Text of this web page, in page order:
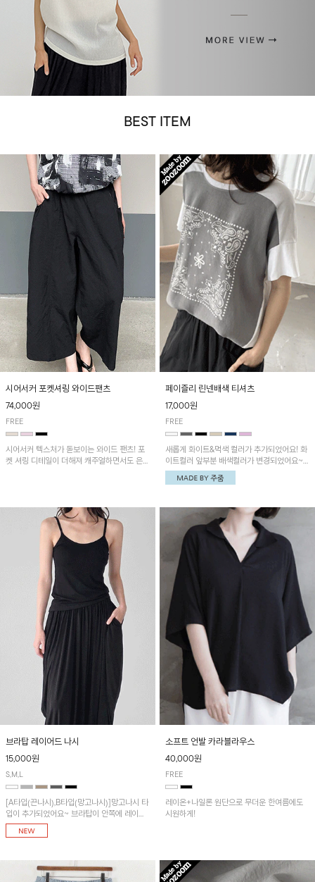
BEST ITEM
시어서커 포켓셔링 와이드팬츠
74,000원
FREE
시어서커 텍스처가 돋보이는 와이드 팬츠! 포
켓 셔링 디테일이 더해져 캐주얼하면서도 은은
아이템으로 활용하기 좋아요~
페이즐리 린넨배색 티셔츠
17,000원
FREE
새롭게 화이트&먹색 컬러가 추가되었어요! 화
이트컬러 앞부분 배색컬러가 변경되었어요~
중앙 린넨배색으로 유니크하면서 페이즐리 패
턴으로 감각적인 분위기를 연출이 가능한 티셔
브라탑 레이어드 나시
15,000원
S,M,L
[A타입(끈나시),B타입(망고나시)]망고나시 타
입이 추가되었어요~ 브라탑이 안쪽에 레이어
드 되어 실용적인 나시!
소프트 언발 카라블라우스
40,000원
FREE
레이온+나일론 원단으로 무더운 한여름에도
시원하게!